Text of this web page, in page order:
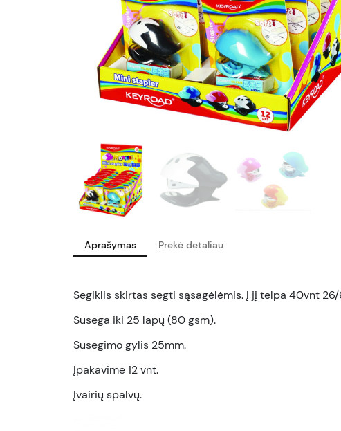
Aprašymas Prekė detaliau
Segiklis skirtas segti sąsagėlėmis. Į jį telpa 40vnt
Susega iki 25 lapų (80 gsm).
Susegimo gylis 25mm.
Įpakavime 12 vnt.
Įvairių spalvų.